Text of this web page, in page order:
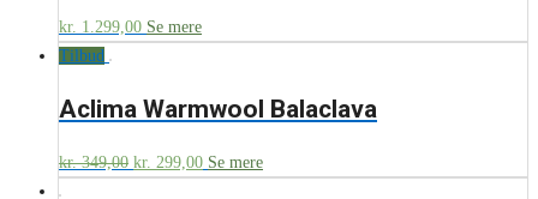
kr. 1.299,00 Se mere
Tilbud
Aclima Warmwool Balaclava
kr.349,00 kr. 299,00 Se mere